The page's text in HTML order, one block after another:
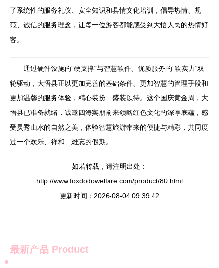
了系统性的服务礼仪、安全知识和县情文化培训，倡导热情、规
范、诚信的服务理念，让每一位游客都能感受到大悟人民的热情好
客。
通过硬件设施的“硬支撑”与智慧软件、优质服务的“软实力”双
轮驱动，大悟县正以更加完善的基础条件、更加智慧的管理手段和
更加温馨的服务体验，精心装扮，盛装以待。这个国庆黄金周，大
悟县已准备就绪，诚邀四海宾朋前来领略红色文化的深厚底蕴，感
受灵秀山水的自然之美，体验智慧旅游带来的便捷与精彩，共同度
过一个欢乐、祥和、难忘的假期。
如若转载，请注明出处：
http://www.foxdodowelfare.com/product/80.html
更新时间：2026-08-04 09:39:42
最新产品 Product